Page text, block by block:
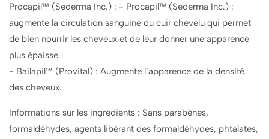
Procapil™ (Sederma Inc.) : - Procapil™ (Sederma Inc.) :
augmente la circulation sanguine du cuir chevelu qui permet
de bien nourrir les cheveux et de leur donner une apparence
plus épaisse.
- Bailapil™ (Provital) : Augmente l’apparence de la densité
des cheveux.
Informations sur les ingrédients : Sans parabènes,
formaldéhydes, agents libérant des formaldéhydes, phtalates,